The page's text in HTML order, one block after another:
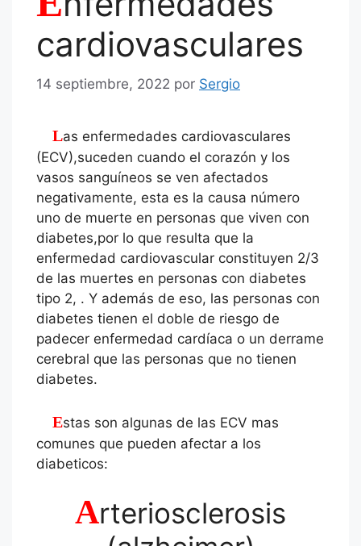
cardiovasculares
14 septiembre, 2022 por Sergio
Las enfermedades cardiovasculares
(ECV),suceden cuando el corazón y los
vasos sanguíneos se ven afectados
negativamente, esta es la causa número
uno de muerte en personas que viven con
diabetes,por lo que resulta que la
enfermedad cardiovascular constituyen 2/3
de las muertes en personas con diabetes
tipo 2, . Y además de eso, las personas con
diabetes tienen el doble de riesgo de
padecer enfermedad cardíaca o un derrame
cerebral que las personas que no tienen
diabetes.
Estas son algunas de las ECV mas
comunes que pueden afectar a los
diabeticos:
Arteriosclerosis